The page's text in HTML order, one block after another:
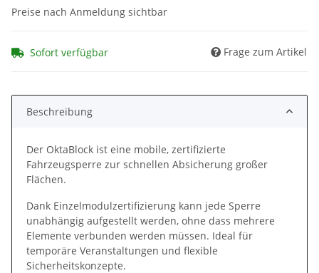
Preise nach Anmeldung sichtbar
Sofort verfügbar Frage zum Artikel
Beschreibung
Der OktaBlock ist eine mobile, zertifizierte
Fahrzeugsperre zur schnellen Absicherung großer
Flächen.
Dank Einzelmodulzertifizierung kann jede Sperre
unabhängig aufgestellt werden, ohne dass mehrere
Elemente verbunden werden müssen. Ideal für
temporäre Veranstaltungen und flexible
Sicherheitskonzepte.